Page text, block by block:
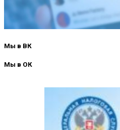
Мы в ВК
Мы в ОК